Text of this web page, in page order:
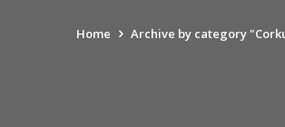
Home Archive by category